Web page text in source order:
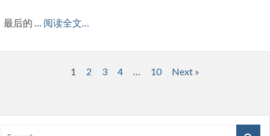
最后的 … 阅读全文…
1 2 3 4 … 10 Next »